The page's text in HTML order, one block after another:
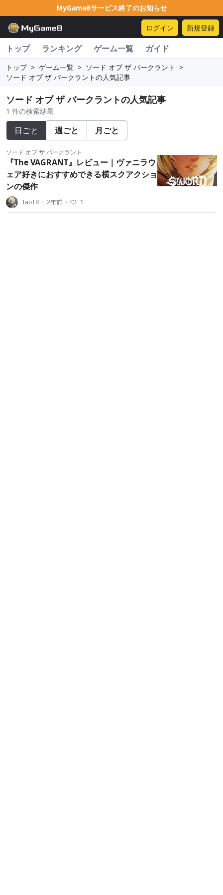
MyGame8サービス終了のお知らせ
ログイン 新規登録
トップ ランキング ゲーム一覧 ガイド
トップ > ゲーム一覧 > ソード オブ ザ バークラント >
ソード オブ ザ バークラントの人気記事
ソード オブ ザ バークラントの人気記事
1 件の検索結果
日ごと 週ごと 月ごと
ソード オブ ザ バークラント
『The VAGRANT』レビュー｜ヴァニラウ
ェア好きにおすすめできる横スクアクショ
ンの傑作
TaoTR ・ 2年前 ・ 1